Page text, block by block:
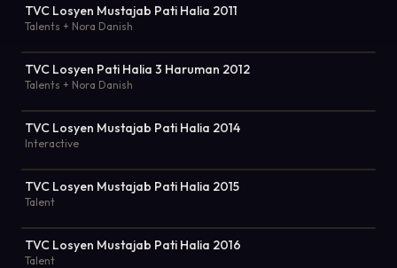
TVC Losyen Mustajab Pati Halia 2011
Talents + Nora Danish
TVC Losyen Pati Halia 3 Haruman 2012
Talents + Nora Danish
TVC Losyen Mustajab Pati Halia 2014
Interactive
TVC Losyen Mustajab Pati Halia 2015
Talent
TVC Losyen Mustajab Pati Halia 2016
Talent